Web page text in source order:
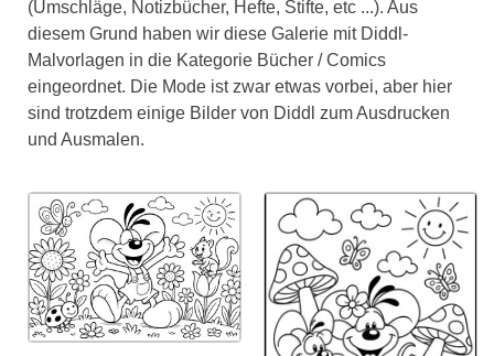
(Umschläge, Notizbücher, Hefte, Stifte, etc ...). Aus
diesem Grund haben wir diese Galerie mit Diddl-
Malvorlagen in die Kategorie Bücher / Comics
eingeordnet. Die Mode ist zwar etwas vorbei, aber hier
sind trotzdem einige Bilder von Diddl zum Ausdrucken
und Ausmalen.